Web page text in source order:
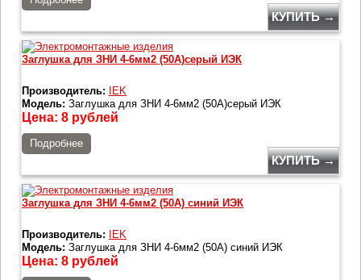
КУПИТЬ →
Заглушка для ЗНИ 4-6мм2 (50A)серый ИЭК
Производитель:
IEK
Модель: Заглушка для ЗНИ 4-6мм2 (50A)серый ИЭК
Цена: 8 рублей
Подробнее
КУПИТЬ →
Заглушка для ЗНИ 4-6мм2 (50A) синий ИЭК
Производитель:
IEK
Модель: Заглушка для ЗНИ 4-6мм2 (50A) синий ИЭК
Цена: 8 рублей